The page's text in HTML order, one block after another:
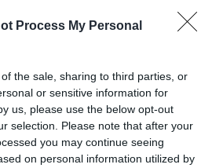
Process My Personal
the sale, sharing to third parties, or
or sensitive information for
us, please use the below opt-out
selection. Please note that after your
you may continue seeing
on personal information utilized by
apprécié l’article ?
nous, faites un don !
NOUS SOUTENIR